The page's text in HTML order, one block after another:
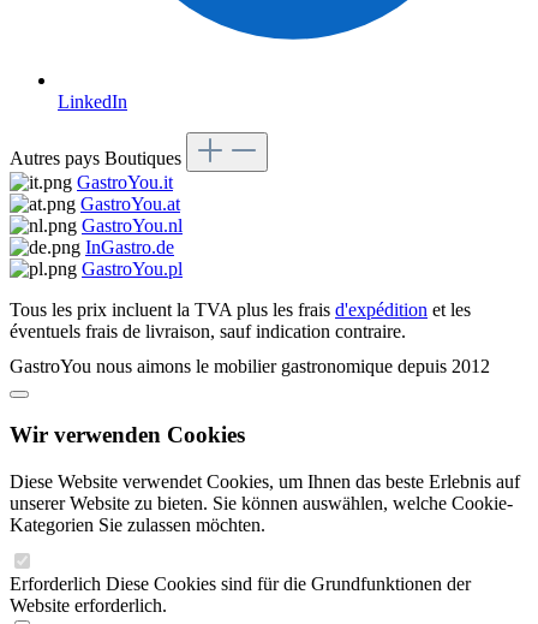
LinkedIn
Autres pays Boutiques
GastroYou.it
GastroYou.at
GastroYou.nl
InGastro.de
GastroYou.pl
Tous les prix incluent la TVA plus les frais d'expédition et les
éventuels frais de livraison, sauf indication contraire.
GastroYou nous aimons le mobilier gastronomique depuis 2012
Wir verwenden Cookies
Diese Website verwendet Cookies, um Ihnen das beste Erlebnis auf
unserer Website zu bieten. Sie können auswählen, welche Cookie-
Kategorien Sie zulassen möchten.
Erforderlich Diese Cookies sind für die Grundfunktionen der
Website erforderlich.